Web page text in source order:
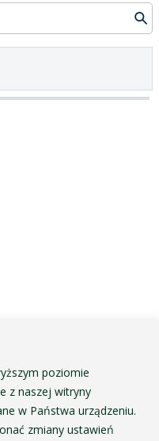
poziomie
z naszej witryny
w Państwa urządzeniu.
zmiany ustawień
podjętych w dniu 25